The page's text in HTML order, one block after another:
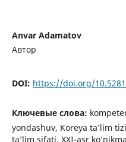
Anvar Adamatov
Автор
DOI: https://doi.org/
Ключевые слова:
yondashuv, Koreya ta’lim
ta’lim sifati, XXI-asr